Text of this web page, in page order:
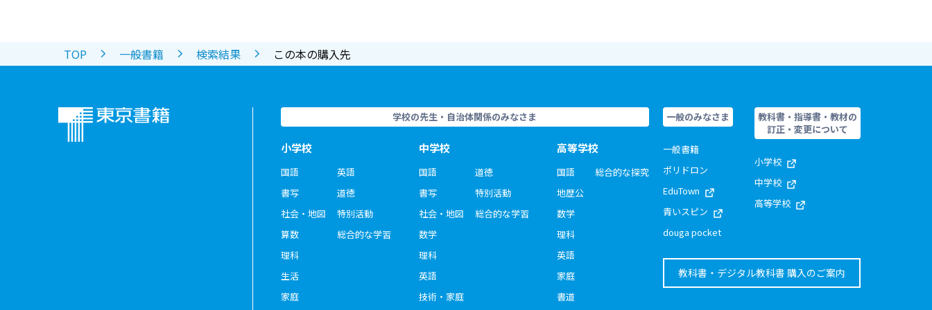
TOP 一般書籍 検索結果 この本の購入先
学校の先生・自治体関係のみなさま
小学校
国語
書写
社会・地図
算数
理科
生活
家庭
英語
道徳
特別活動
総合的な学習
中学校
国語
書写
社会・地図
数学
理科
英語
技術・家庭
道徳
特別活動
総合的な学習
高等学校
国語
地歴公
数学
理科
英語
家庭
書道
総合的な探究
一般のみなさま
一般書籍
ポリドロン
EduTown
青いスピン
douga pocket
教科書・指導書・教材の
訂正・変更について
小学校
中学校
高等学校
教科書・デジタル教科書 購入のご案内